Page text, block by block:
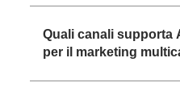
Quali canali supporta
per il marketing